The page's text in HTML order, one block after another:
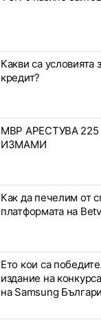
Какви са условията
кредит?
МВР АРЕСТУВА
ИЗМАМИ
Как да печелим от
платформата на
Ето кои са
издание на
на Samsung